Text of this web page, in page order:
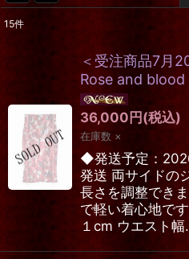
並び順:
絞り
15件
＜受注商品7月
Rose and
36,000円(税込)
在庫数 ×
◆発送予定：
発送 両サイドの
長さを調整でき
で軽い着心地で
１cm ウエスト